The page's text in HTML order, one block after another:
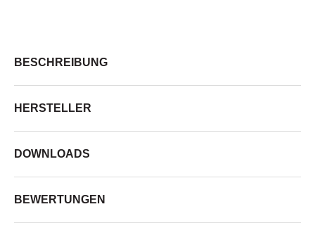
BESCHREIBUNG
HERSTELLER
DOWNLOADS
BEWERTUNGEN